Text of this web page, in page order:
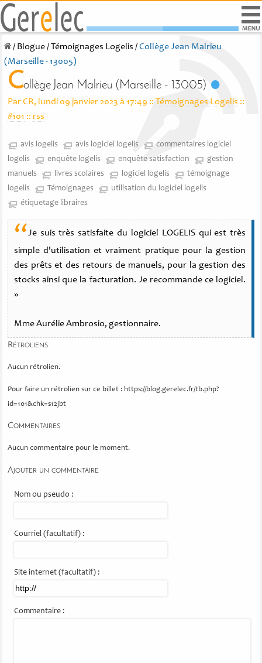
/ Blogue/Témoignages Logelis /Collège Jean Malrieu
(Marseille - 13005)
Collège Jean Malrieu (Marseille - 13005)
Par CR, lundi 09 janvier 2023 à 17:49 :: Témoignages Logelis ::
#101 :: rss
avis logelis avis logiciel logelis
commentaires logiciel
logelis
enquête logelis enquête satisfaction
gestion
manuels
livres scolaires logiciel logelis
témoignage
logelis
Témoignages
utilisation du logiciel logelis
étiquetage libraires
“Je suis très satisfaite du logiciel LOGELIS qui est très
simple d'utilisation et vraiment pratique pour la gestion
des prêts et des retours de manuels, pour la gestion des
stocks ainsi que la facturation. Je recommande ce logiciel.
»
Mme Aurélie Ambrosio, gestionnaire.
Rétroliens
Aucun rétrolien.
Pour faire un rétrolien sur ce billet : https://blog.gerelec.fr/tb.php?
id=101&chk=s12jbt
Commentaires
Aucun commentaire pour le moment.
Ajouter un commentaire
Nom ou pseudo :
Courriel (facultatif) :
Site internet (facultatif) :
Commentaire :